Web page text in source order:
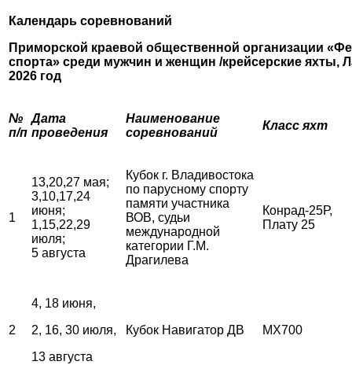
Календарь соревнований
Приморской краевой общественной организации
спорта» среди мужчин и женщин /крейсерские яхты,
2026 год
№
п/п
Дата
проведения
Наименование
соревнований
Класс яхт
1
13,20,27 мая;
3,10,17,24
июня;
1,15,22,29
июля;
5 августа
Кубок г. Владивостока
по парусному спорту
памяти участника
ВОВ, судьи
международной
категории Г.М.
Драгилева
Конрад-25Р,
Плату 25
2
4, 18 июня,
2, 16, 30 июля,
13 августа
Кубок Навигатор ДВ MX700